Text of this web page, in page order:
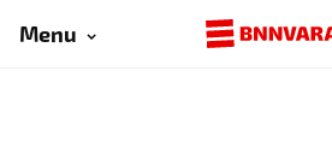
Menu